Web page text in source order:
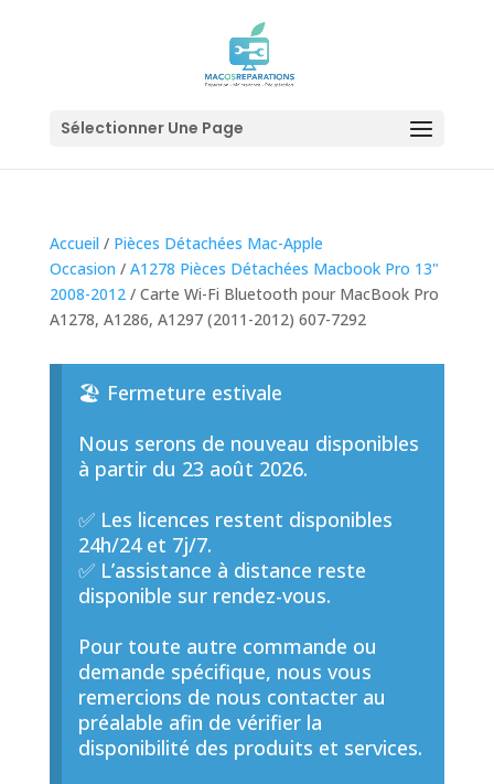
Sélectionner Une Page
Accueil / Pièces Détachées Mac-Apple
Occasion / A1278 Pièces Détachées Macbook Pro 13"
2008-2012/ Carte Wi-Fi Bluetooth pour MacBook Pro
A1278, A1286, A1297 (2011-2012) 607-7292
🏖️ Fermeture estivale
Nous serons de nouveau disponibles
à partir du 23 août 2026.
✅ Les licences restent disponibles
24h/24 et 7j/7.
✅ L’assistance à distance reste
disponible sur rendez-vous.
Pour toute autre commande ou
demande spécifique, nous vous
remercions de nous contacter au
préalable afin de vérifier la
disponibilité des produits et services.